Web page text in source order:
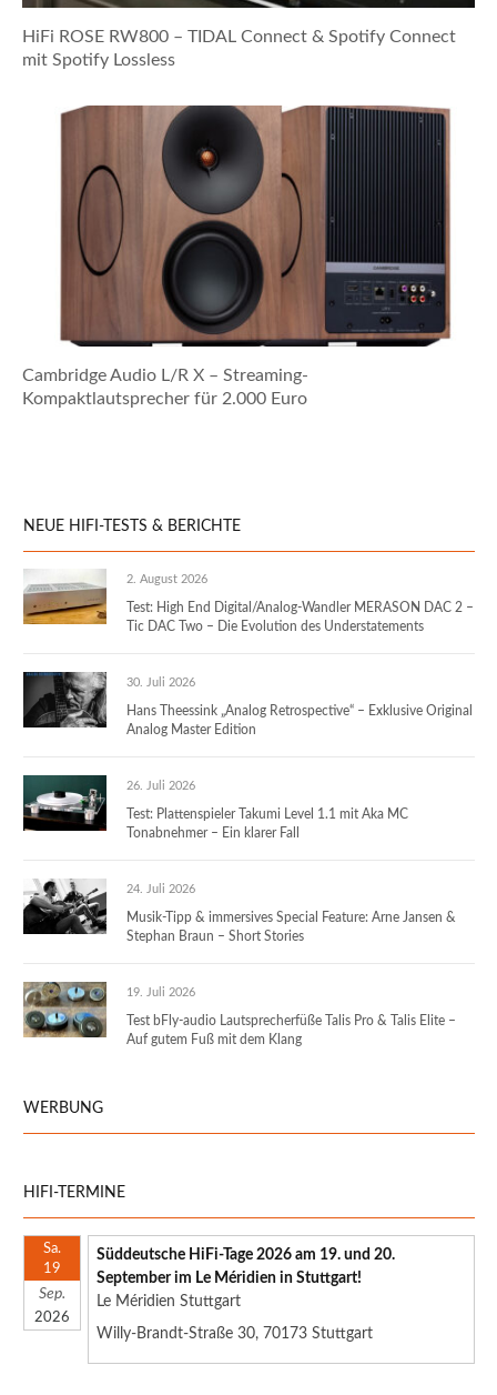
HiFi ROSE RW800 – TIDAL Connect & Spotify Connect
mit Spotify Lossless
Cambridge Audio L/R X – Streaming-
Kompaktlautsprecher für 2.000 Euro
NEUE HIFI-TESTS & BERICHTE
2. August 2026
Test: High End Digital/Analog-Wandler MERASON DAC 2 –
Tic DAC Two – Die Evolution des Understatements
30. Juli 2026
Hans Theessink „Analog Retrospective“ – Exklusive Original
Analog Master Edition
26. Juli 2026
Test: Plattenspieler Takumi Level 1.1 mit Aka MC
Tonabnehmer – Ein klarer Fall
24. Juli 2026
Musik-Tipp & immersives Special Feature: Arne Jansen &
Stephan Braun – Short Stories
19. Juli 2026
Test bFly-audio Lautsprecherfüße Talis Pro & Talis Elite –
Auf gutem Fuß mit dem Klang
WERBUNG
HIFI-TERMINE
Sa.
19
Sep.
2026
Süddeutsche HiFi-Tage 2026 am 19. und 20.
September im Le Méridien in Stuttgart!
Le Méridien Stuttgart
Willy-Brandt-Straße 30, 70173 Stuttgart